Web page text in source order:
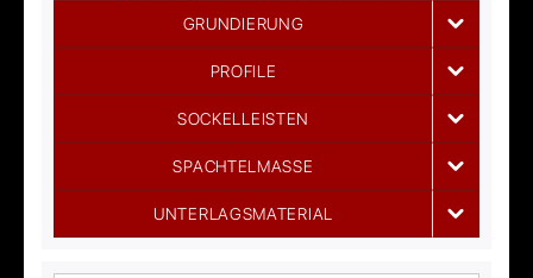
GRUNDIERUNG
PROFILE
SOCKELLEISTEN
SPACHTELMASSE
UNTERLAGSMATERIAL